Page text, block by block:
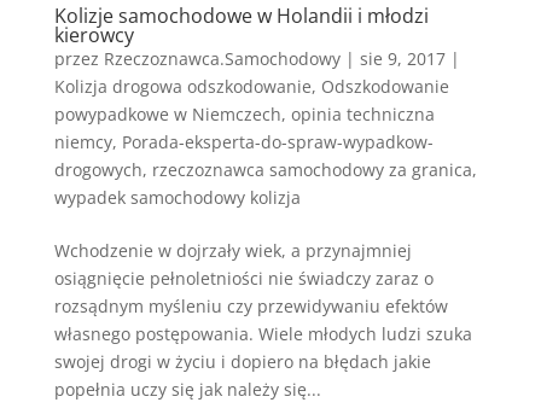
Kolizje samochodowe w Holandii i młodzi
kierowcy
przez Rzeczoznawca.Samochodowy| sie 9, 2017|
Kolizja drogowa odszkodowanie, Odszkodowanie
powypadkowe w Niemczech, opinia techniczna
niemcy, Porada-eksperta-do-spraw-wypadkow-
drogowych, rzeczoznawca samochodowy za granica,
wypadek samochodowy kolizja
Wchodzenie w dojrzały wiek, a przynajmniej
osiągnięcie pełnoletniości nie świadczy zaraz o
rozsądnym myśleniu czy przewidywaniu efektów
własnego postępowania. Wiele młodych ludzi szuka
swojej drogi w życiu i dopiero na błędach jakie
popełnia uczy się jak należy się...